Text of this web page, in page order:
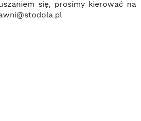
się, prosimy kierować na